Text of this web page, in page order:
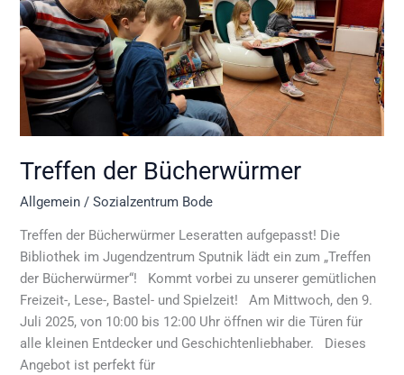
Treffen der Bücherwürmer
Allgemein /Sozialzentrum Bode
Treffen der Bücherwürmer Leseratten aufgepasst! Die
Bibliothek im Jugendzentrum Sputnik lädt ein zum „Treffen
der Bücherwürmer“! Kommt vorbei zu unserer gemütlichen
Freizeit-, Lese-, Bastel- und Spielzeit! Am Mittwoch, den 9.
Juli 2025, von 10:00 bis 12:00 Uhr öffnen wir die Türen für
alle kleinen Entdecker und Geschichtenliebhaber. Dieses
Angebot ist perfekt für